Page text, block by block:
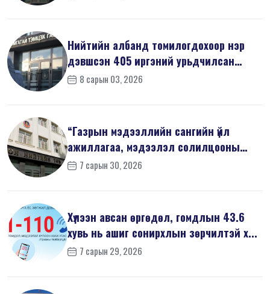
Нийтийн албанд томилогдохоор нэр
дэвшсэн 405 иргэний урьдчилсан
мэдүүл...
8 сарын 03, 2026
“Газрын мэдээллийн сангийн үйл
ажиллагаа, мэдээлэл солилцооны
журам”-...
7 сарын 30, 2026
Хүлээн авсан өргөдөл, гомдлын 43.6
хувь нь ашиг сонирхлын зөрчилтэй х...
7 сарын 29, 2026